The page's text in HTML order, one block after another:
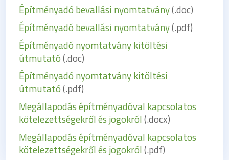
Építményadó bevallási nyomtatvány(.doc)
Építményadó bevallási nyomtatvány(.pdf)
Építményadó nyomtatvány kitöltési
útmutató(.doc)
Építményadó nyomtatvány kitöltési
útmutató(.pdf)
Megállapodás építményadóval kapcsolatos
kötelezettségekről és jogokról(.docx)
Megállapodás építményadóval kapcsolatos
kötelezettségekről és jogokról(.pdf)